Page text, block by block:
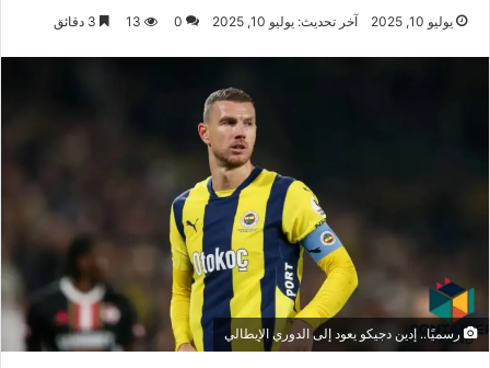
إرسال
يوليو 10, 2025 آخر تحديث: يوليو 10, 2025 0
13
رسميًا.. إدين دجيكو يعود إلى الدوري الإيطالي